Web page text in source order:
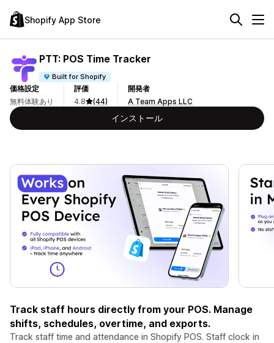
Shopify App Store
PTT: POS Time Tracker
Built for Shopify
価格設定
無料体験あり
評価
4.8
(44)
開発者
A Team Apps LLC
インストール
Track staff hours directly from your POS. Manage
shifts, schedules, overtime, and exports.
Track staff time and attendance in Shopify POS. Staff clock in